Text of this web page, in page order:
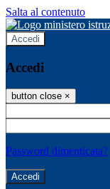
Salta al contenuto
Accedi
Accedi
button close ×
Password dimenticata?